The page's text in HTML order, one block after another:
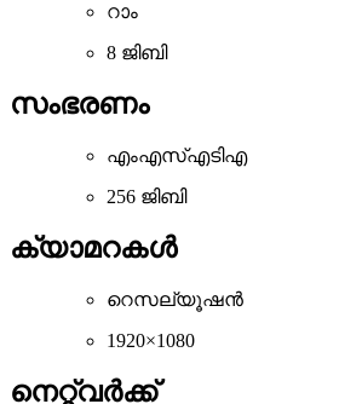
റാം
8 ജിബി
സംഭരണം
എംഎസ്എടിഎ
256 ജിബി
ക്യാമറകൾ
റെസല്യൂഷൻ
1920×1080
നെറ്റ്‌വർക്ക്